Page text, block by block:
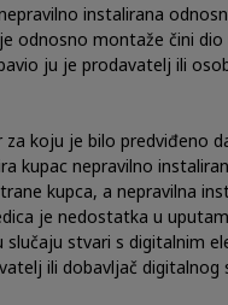
instalirana
odnosno montaže čini
ju je prodavatelj ili
za koju je bilo predviđeno
kupac nepravilno
kupca, a nepravilna
je nedostatka u
slučaju stvari s digitalnim
ili dobavljač digitalnog